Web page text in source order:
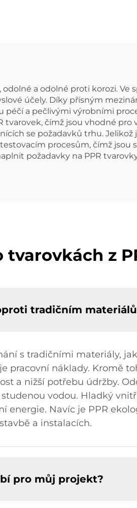
a odolné proti korozi.
účely. Díky přísným
a pečlivými výrobními
čímž jsou vhodné
se požadavků trhu. Jelikož
procesům, čímž jsou
požadavky na PPR
tvarovkách z
tradičním
s tradičními materiály,
pracovní náklady. Kromě
a nižší potřebu údržby.
vodou. Hladký
Navíc je PPR
a instalacích.
pro můj projekt?